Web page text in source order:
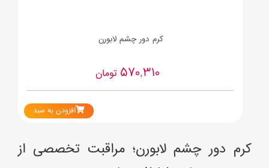
کرم دور چشم لابورن
570,310 تومان
افزودن به سبد
کرم دور چشم لابورن؛ مراقبت تخصصی از